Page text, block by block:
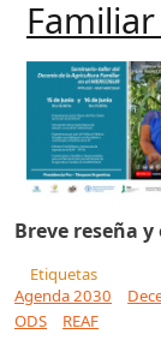
Breve reseña
Etiquetas
Agenda 2030
ODS
REAF